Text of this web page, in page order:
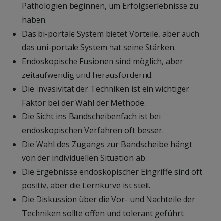
Pathologien beginnen, um Erfolgserlebnisse zu
haben.
Das bi-portale System bietet Vorteile, aber auch
das uni-portale System hat seine Stärken.
Endoskopische Fusionen sind möglich, aber
zeitaufwendig und herausfordernd.
Die Invasivität der Techniken ist ein wichtiger
Faktor bei der Wahl der Methode.
Die Sicht ins Bandscheibenfach ist bei
endoskopischen Verfahren oft besser.
Die Wahl des Zugangs zur Bandscheibe hängt
von der individuellen Situation ab.
Die Ergebnisse endoskopischer Eingriffe sind oft
positiv, aber die Lernkurve ist steil.
Die Diskussion über die Vor- und Nachteile der
Techniken sollte offen und tolerant geführt